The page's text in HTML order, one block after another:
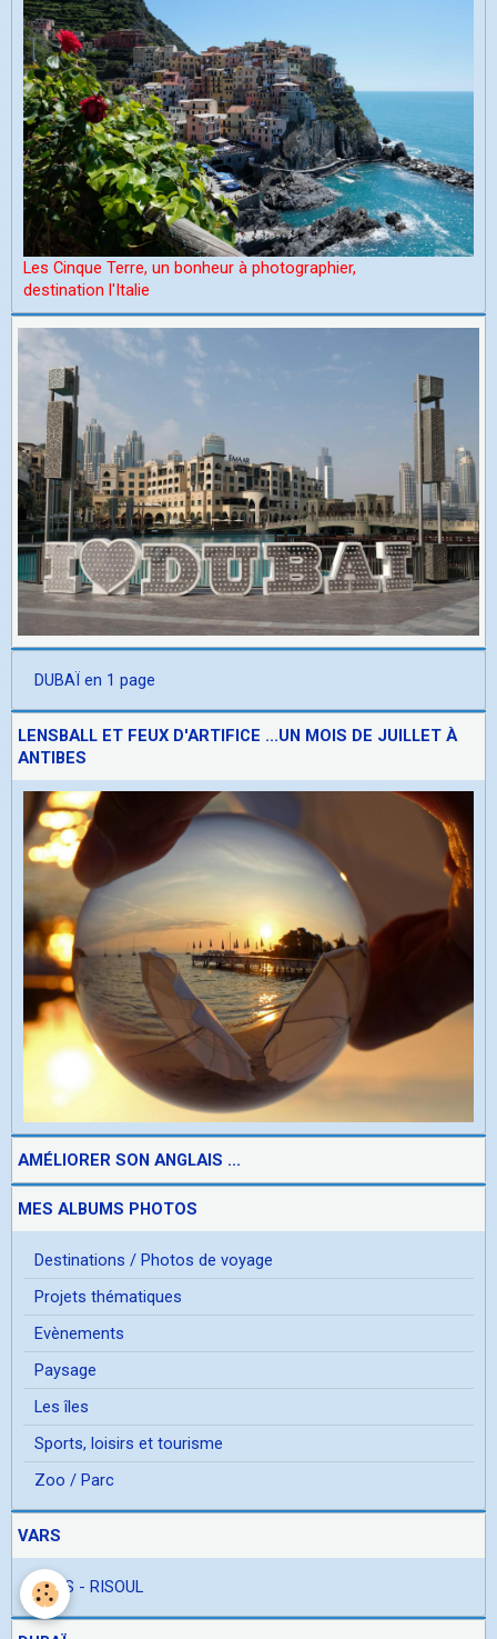
Les Cinque Terre, un bonheur à photographier,
destination l'Italie
DUBAÏ en 1 page
LENSBALL ET FEUX D'ARTIFICE ...UN MOIS DE JUILLET À
ANTIBES
AMÉLIORER SON ANGLAIS ...
MES ALBUMS PHOTOS
Destinations / Photos de voyage
Projets thématiques
Evènements
Paysage
Les îles
Sports, loisirs et tourisme
Zoo / Parc
VARS
VARS - RISOUL